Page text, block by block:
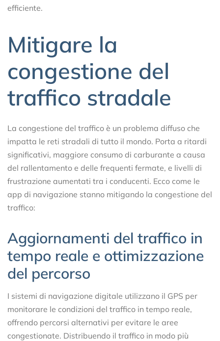
efficiente.
Mitigare la
congestione del
traffico stradale
La congestione del traffico è un problema diffuso che
impatta le reti stradali di tutto il mondo. Porta a ritardi
significativi, maggiore consumo di carburante a causa
del rallentamento e delle frequenti fermate, e livelli di
frustrazione aumentati tra i conducenti. Ecco come le
app di navigazione stanno mitigando la congestione del
traffico:
Aggiornamenti del traffico in
tempo reale e ottimizzazione
del percorso
I sistemi di navigazione digitale utilizzano il GPS per
monitorare le condizioni del traffico in tempo reale,
offrendo percorsi alternativi per evitare le aree
congestionate. Distribuendo il traffico in modo più